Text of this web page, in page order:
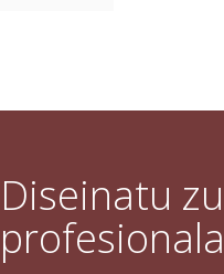
Diseinatu